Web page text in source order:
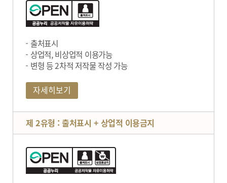
출처표시
상업적, 비상업적 이용가능
변형 등 2차적 저작물 작성 가능
자세히보기
제 2유형 : 출처표시 + 상업적 이용금지